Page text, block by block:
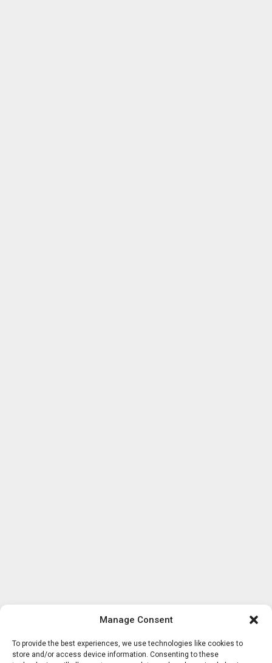
Manage Consent
To provide the best experiences, we use technologies like cookies to
store and/or access device information. Consenting to these